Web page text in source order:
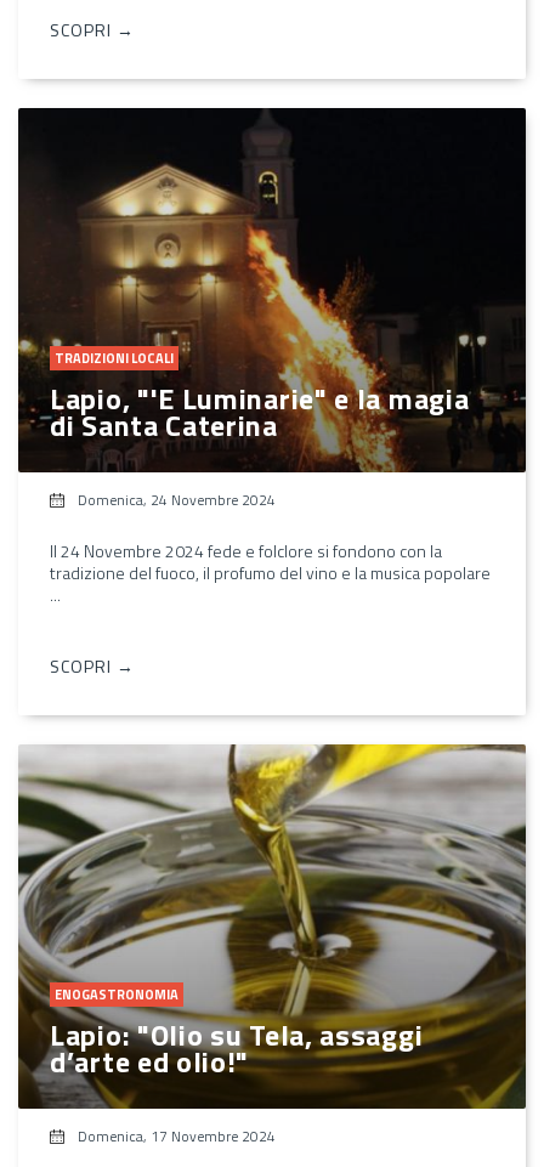
SCOPRI →
TRADIZIONI LOCALI
Lapio, "'E Luminarie" e la magia
di Santa Caterina
Domenica, 24 Novembre 2024
Il 24 Novembre 2024 fede e folclore si fondono con la
tradizione del fuoco, il profumo del vino e la musica popolare
...
SCOPRI →
ENOGASTRONOMIA
Lapio: "Olio su Tela, assaggi
d’arte ed olio!"
Domenica, 17 Novembre 2024